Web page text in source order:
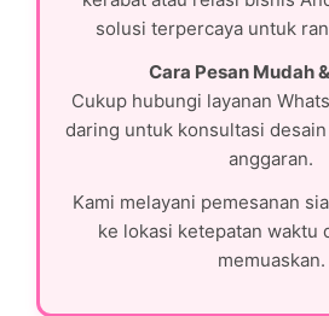
solusi terpercaya untuk
Cara Pesan Mudah
Cukup hubungi layanan
daring untuk konsultasi
anggaran.
Kami melayani pemesanan
ke lokasi ketepatan waktu
memuaskan.